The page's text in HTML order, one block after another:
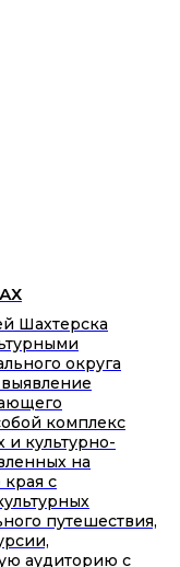
Шахтерска
округа
комплекс
и культурно-
на
с
путешествия,
аудиторию с